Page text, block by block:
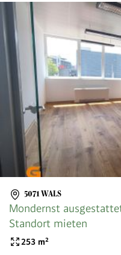
5071 WALS
Mondernst
Standort mieten
253 m²